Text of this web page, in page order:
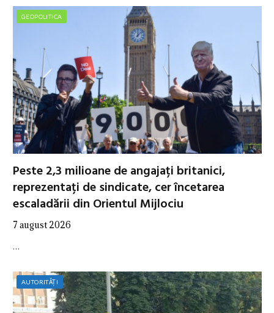
GEOPOLITICA
Peste 2,3 milioane de angajați britanici,
reprezentați de sindicate, cer încetarea
escaladării din Orientul Mijlociu
7 august 2026
…
AUTORITĂȚI